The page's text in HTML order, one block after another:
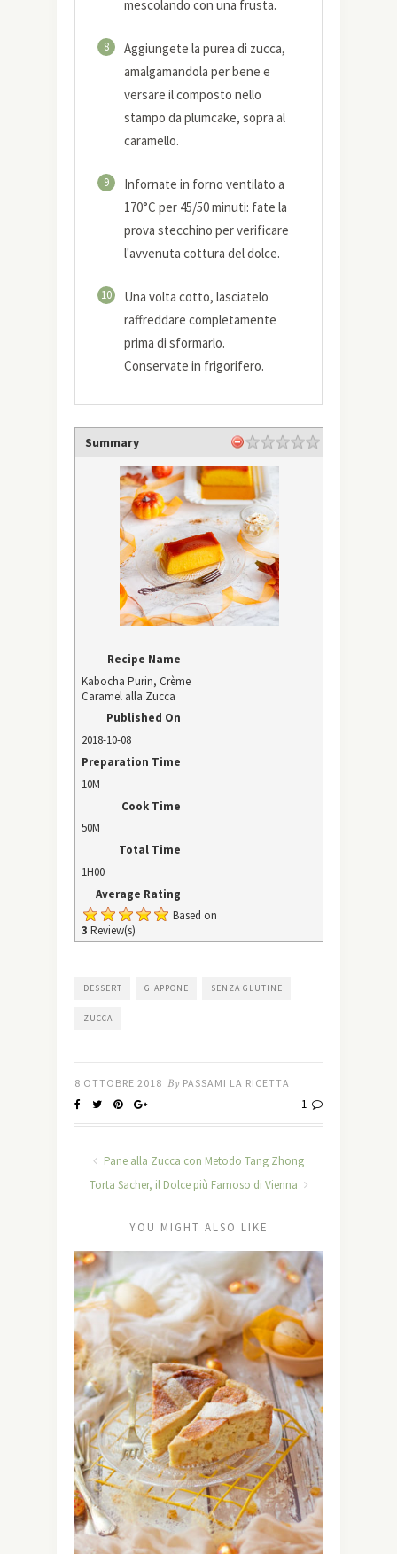
mescolando con una frusta.
8
Aggiungete la purea di zucca,
amalgamandola per bene e
versare il composto nello
stampo da plumcake, sopra al
caramello.
9
Infornate in forno ventilato a
170°C per 45/50 minuti: fate la
prova stecchino per verificare
l'avvenuta cottura del dolce.
10
Una volta cotto, lasciatelo
raffreddare completamente
prima di sformarlo.
Conservate in frigorifero.
Summary
Recipe Name
Kabocha Purin, Crème
Caramel alla Zucca
Published On
2018-10-08
Preparation Time
10M
Cook Time
50M
Total Time
1H00
Average Rating
Based on
3 Review(s)
DESSERT GIAPPONE SENZA GLUTINE
ZUCCA
8 OTTOBRE 2018 By PASSAMI LA RICETTA
1
Pane alla Zucca con Metodo Tang Zhong
Torta Sacher, il Dolce più Famoso di Vienna
YOU MIGHT ALSO LIKE